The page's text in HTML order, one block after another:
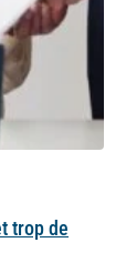
trop de